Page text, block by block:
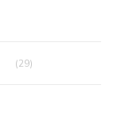
(29)